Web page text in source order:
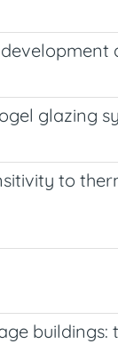
glazing
to